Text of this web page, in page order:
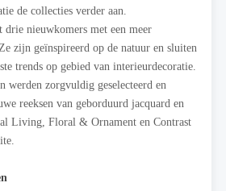
de collecties verder aan.
drie nieuwkomers met een meer
zijn geïnspireerd op de natuur en sluiten
trends op gebied van interieurdecoratie.
werden zorgvuldig geselecteerd en
reeksen van geborduurd jacquard en
Living, Floral & Ornament en Contrast